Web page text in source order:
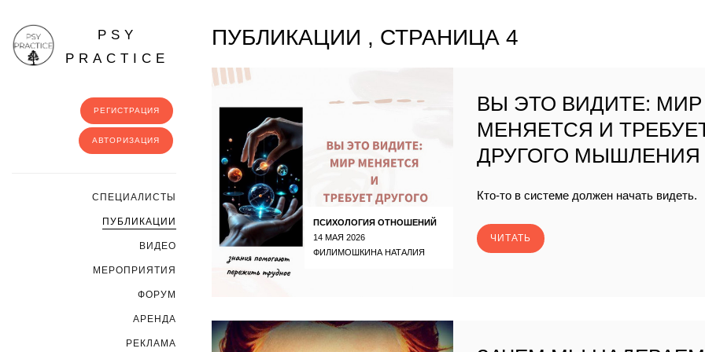
PSY
PRACTICE
РЕГИСТРАЦИЯ
АВТОРИЗАЦИЯ
CПЕЦИАЛИСТЫ
ПУБЛИКАЦИИ
ВИДЕО
МЕРОПРИЯТИЯ
ФОРУМ
АРЕНДА
РЕКЛАМА
ПУБЛИКАЦИИ , СТРАНИЦА 4
ПСИХОЛОГИЯ ОТНОШЕНИЙ
14 МАЯ 2026
ФИЛИМОШКИНА НАТАЛИЯ
ВЫ ЭТО ВИДИТЕ: МИР
МЕНЯЕТСЯ И
ДРУГОГО МЫШЛЕНИЯ
Кто-то в системе должен начать видеть.
ЧИТАТЬ